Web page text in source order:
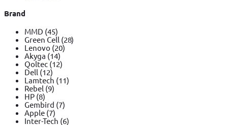
Brand
MMD (45)
Green Cell (28)
Lenovo (20)
Akyga (14)
Qoltec(12)
Dell (12)
Lamtech (11)
Rebel (9)
HP (8)
Gembird (7)
Apple (7)
Inter-Tech (6)